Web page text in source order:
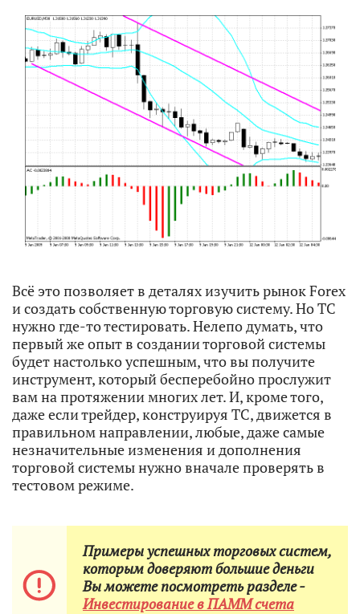
Всё это позволяет в деталях изучить рынок Forex
и создать собственную торговую систему. Но ТС
нужно где-то тестировать. Нелепо думать, что
первый же опыт в создании торговой системы
будет настолько успешным, что вы получите
инструмент, который бесперебойно прослужит
вам на протяжении многих лет. И, кроме того,
даже если трейдер, конструируя ТС, движется в
правильном направлении, любые, даже самые
незначительные изменения и дополнения
торговой системы нужно вначале проверять в
тестовом режиме.
Примеры успешных торговых систем,
которым доверяют большие деньги
Вы можете посмотреть разделе -
Инвестирование в ПАММ счета